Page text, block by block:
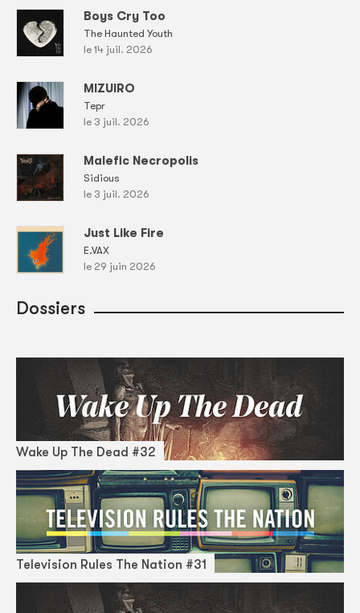
Boys Cry Too
The Haunted Youth
le 14 juil. 2026
MIZUIRO
Tepr
le 3 juil. 2026
Malefic Necropolis
Sidious
le 3 juil. 2026
Just Like Fire
E.VAX
le 29 juin 2026
Dossiers
Wake Up The Dead #32
Television Rules The Nation #31